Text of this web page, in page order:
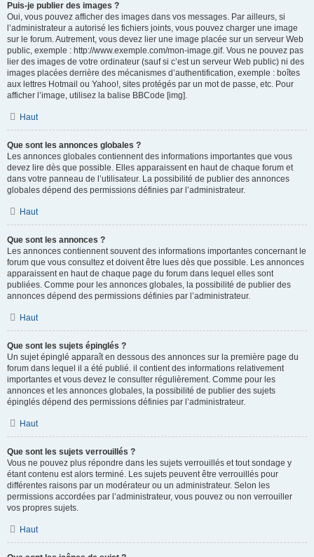
Puis-je publier des images ?
Oui, vous pouvez afficher des images dans vos messages. Par ailleurs, si
l’administrateur a autorisé les fichiers joints, vous pouvez charger une image
sur le forum. Autrement, vous devez lier une image placée sur un serveur Web
public, exemple : http://www.exemple.com/mon-image.gif. Vous ne pouvez pas
lier des images de votre ordinateur (sauf si c’est un serveur Web public) ni des
images placées derrière des mécanismes d’authentification, exemple : boîtes
aux lettres Hotmail ou Yahoo!, sites protégés par un mot de passe, etc. Pour
afficher l’image, utilisez la balise BBCode [img].
Haut
Que sont les annonces globales ?
Les annonces globales contiennent des informations importantes que vous
devez lire dès que possible. Elles apparaissent en haut de chaque forum et
dans votre panneau de l’utilisateur. La possibilité de publier des annonces
globales dépend des permissions définies par l’administrateur.
Haut
Que sont les annonces ?
Les annonces contiennent souvent des informations importantes concernant le
forum que vous consultez et doivent être lues dès que possible. Les annonces
apparaissent en haut de chaque page du forum dans lequel elles sont
publiées. Comme pour les annonces globales, la possibilité de publier des
annonces dépend des permissions définies par l’administrateur.
Haut
Que sont les sujets épinglés ?
Un sujet épinglé apparaît en dessous des annonces sur la première page du
forum dans lequel il a été publié. il contient des informations relativement
importantes et vous devez le consulter régulièrement. Comme pour les
annonces et les annonces globales, la possibilité de publier des sujets
épinglés dépend des permissions définies par l’administrateur.
Haut
Que sont les sujets verrouillés ?
Vous ne pouvez plus répondre dans les sujets verrouillés et tout sondage y
étant contenu est alors terminé. Les sujets peuvent être verrouillés pour
différentes raisons par un modérateur ou un administrateur. Selon les
permissions accordées par l’administrateur, vous pouvez ou non verrouiller
vos propres sujets.
Haut